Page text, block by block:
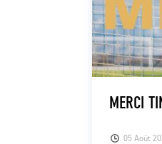
05 Août
MERCI